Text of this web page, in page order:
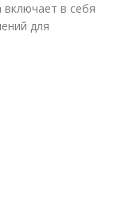
в себя
для